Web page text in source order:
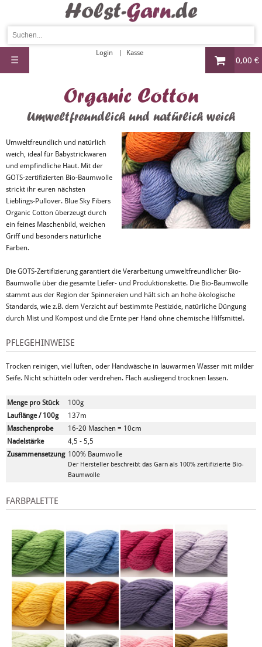
0,00 €
Login Kasse
☰
Organic Cotton
Umweltfreundlich und natürlich weich
Umweltfreundlich und natürlich
weich, ideal für Babystrickwaren
und empfindliche Haut. Mit der
GOTS-zertifizierten Bio-Baumwolle
strickt ihr euren nächsten
Lieblings-Pullover. Blue Sky Fibers
Organic Cotton überzeugt durch
ein feines Maschenbild, weichen
Griff und besonders natürliche
Farben.
Die GOTS-Zertifizierung garantiert die Verarbeitung umweltfreundlicher Bio-
Baumwolle über die gesamte Liefer- und Produktionskette. Die Bio-Baumwolle
stammt aus der Region der Spinnereien und hält sich an hohe ökologische
Standards, wie z.B. dem Verzicht auf bestimmte Pestizide, natürliche Düngung
durch Mist und Kompost und die Ernte per Hand ohne chemische Hilfsmittel.
PFLEGEHINWEISE
Trocken reinigen, viel lüften, oder Handwäsche in lauwarmen Wasser mit milder
Seife. Nicht schütteln oder verdrehen. Flach ausliegend trocknen lassen.
Menge pro Stück
100g
Lauflänge / 100g
137m
Maschenprobe
16-20 Maschen = 10cm
Nadelstärke
4,5 - 5,5
Zusammensetzung 100% Baumwolle
Der Hersteller beschreibt das Garn als 100% zertifizierte Bio-
Baumwolle
FARBPALETTE